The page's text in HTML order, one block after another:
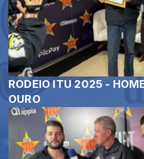
RODEIO ITU 2025 -
OURO